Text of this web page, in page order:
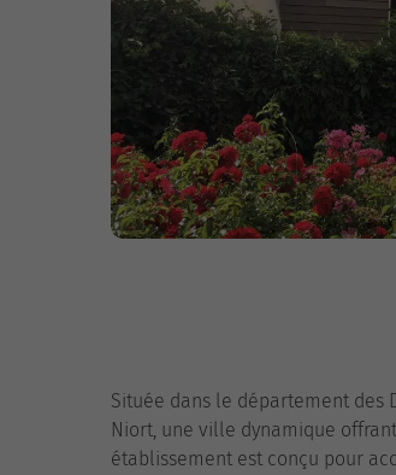
Située dans le département des
Niort, une ville dynamique
établissement est conçu pour